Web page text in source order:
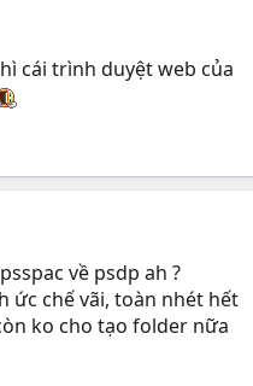
cái trình duyệt web của
về psdp ah ?
ức chế vãi, toàn nhét hết
ko cho tạo folder nữa